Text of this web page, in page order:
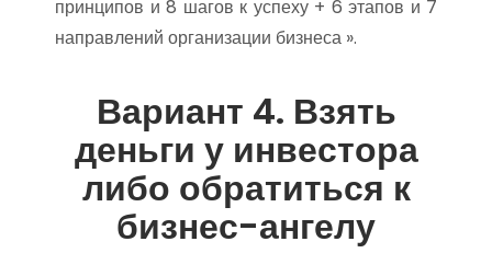
принципов и 8 шагов к успеху + 6 этапов и 7
направлений организации бизнеса ».
Вариант 4. Взять
деньги у инвестора
либо обратиться к
бизнес-ангелу